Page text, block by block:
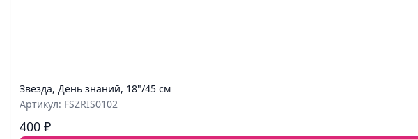
Звезда, День знаний, 18"/45 см
Артикул: FSZRIS0102
400 ₽